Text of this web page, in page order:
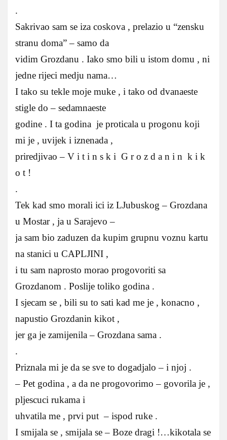
.
Sakrivao sam se iza coskova , prelazio u “zensku
stranu doma” – samo da
vidim Grozdanu . Iako smo bili u istom domu , ni
jedne rijeci medju nama…
I tako su tekle moje muke , i tako od dvanaeste
stigle do – sedamnaeste
godine . I ta godina je proticala u progonu koji
mi je , uvijek i iznenada ,
priredjivao – V i t i n s k i G r o z d a n i n k i k
o t !
.
Tek kad smo morali ici iz LJubuskog – Grozdana
u Mostar , ja u Sarajevo –
ja sam bio zaduzen da kupim grupnu voznu kartu
na stanici u CAPLJINI ,
i tu sam naprosto morao progovoriti sa
Grozdanom . Poslije toliko godina .
I sjecam se , bili su to sati kad me je , konacno ,
napustio Grozdanin kikot ,
jer ga je zamijenila – Grozdana sama .
.
Priznala mi je da se sve to dogadjalo – i njoj .
– Pet godina , a da ne progovorimo – govorila je ,
pljescuci rukama i
uhvatila me , prvi put – ispod ruke .
I smijala se , smijala se – Boze dragi !…kikotala se